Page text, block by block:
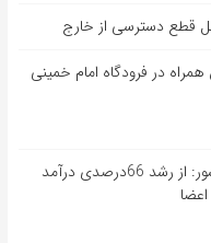
قطع دسترسی از خارج
در فرودگاه امام خمینی
گزارش عملکرد سالانه نصر کشور: از رشد 66درصدی درآمد